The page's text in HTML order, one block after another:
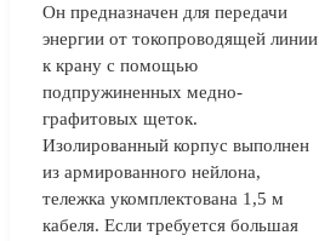
Он предназначен для передачи
энергии от токопроводящей линии
к крану с помощью
подпружиненных медно-
графитовых щеток.
Изолированный корпус выполнен
из армированного нейлона,
тележка укомплектована 1,5 м
кабеля. Если требуется большая